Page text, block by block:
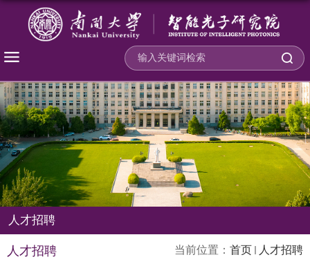
人才招聘
当前位置： 首页 人才招聘
人才招聘